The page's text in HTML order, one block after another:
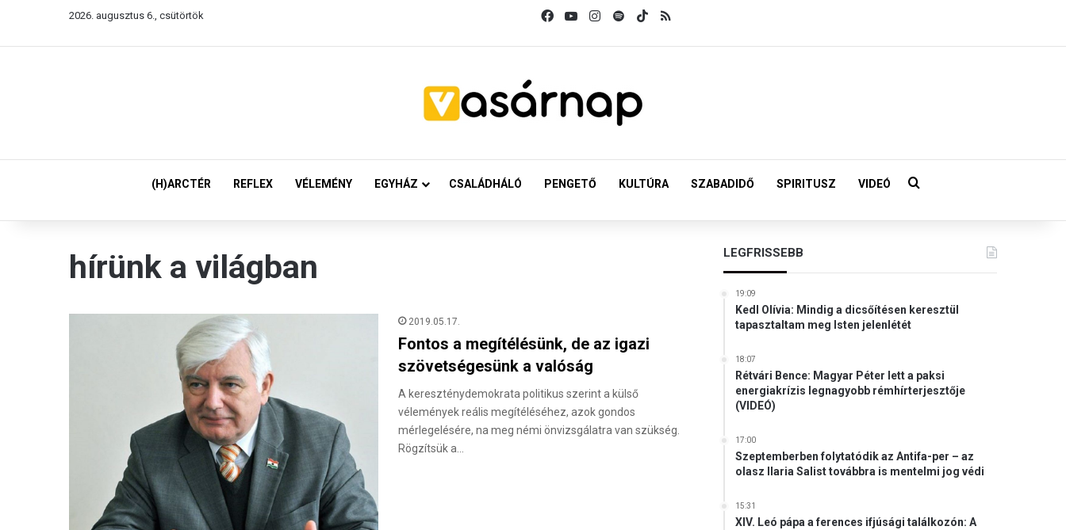
2026. augusztus 6., csütörtök FacebookYouTubeInstagram
SpotifyTikTok
(H)ARCTÉR REFLEX VÉLEMÉNY EGYHÁZ CSALÁDHÁLÓ PENGETŐ KULTÚRA SZABADIDŐ SPIRITUSZ VIDEÓ Keresés:
hírünk a világban
2019.05.17.
Fontos a megítélésünk, de az igazi
szövetségesünk a valóság
A kereszténydemokrata politikus szerint a külső
vélemények reális megítéléséhez, azok gondos
mérlegelésére, na meg némi önvizsgálatra van szükség.
Rögzítsük a…
LEGFRISSEBB
19:09
Kedl Olívia: Mindig a dicsőítésen keresztül
tapasztaltam meg Isten jelenlétét
18:07
Rétvári Bence: Magyar Péter lett a paksi
energiakrízis legnagyobb rémhírterjesztője
(VIDEÓ)
17:00
Szeptemberben folytatódik az Antifa-per – az
olasz Ilaria Salist továbbra is mentelmi jog védi
15:31
XIV. Leó pápa a ferences ifjúsági találkozón: A